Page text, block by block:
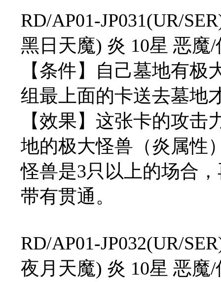
RD/AP01-JP031(UR/
黑日天魔) 炎 10星 恶魔/
【条件】自己墓地有
组最上面的卡送去墓地
【效果】这张卡的攻
地的极大怪兽（炎属性
怪兽是3只以上的场合
带有贯通。
RD/AP01-JP032(UR/
夜月天魔) 炎 10星 恶魔/